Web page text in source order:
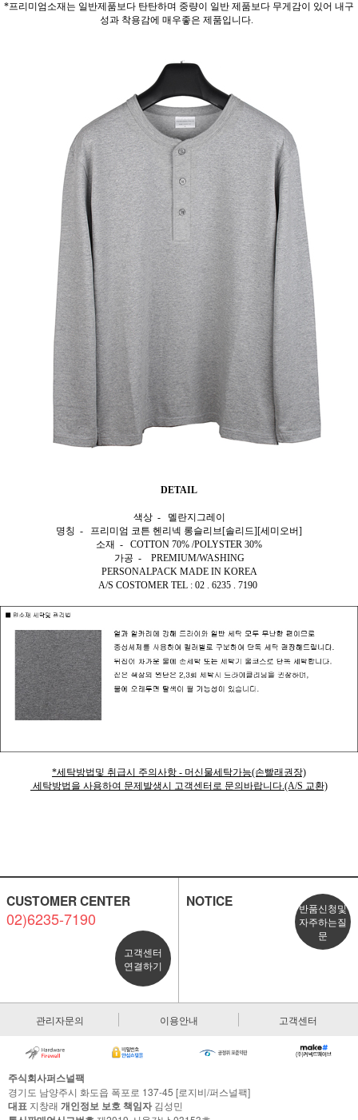
*프리미엄소재는 일반제품보다 탄탄하며 중량이 일반 제품보다 무게감이 있어 내구
성과 착용감에 매우좋은 제품입니다.
DETAIL
색상 - 멜란지그레이
명칭 - 프리미엄 코튼 헨리넥 롱슬리브[솔리드][세미오버]
소재 - COTTON 70% /POLYSTER 30%
가공 - PREMIUM/WASHING
PERSONALPACK MADE IN KOREA
A/S COSTOMER TEL : 02 . 6235 . 7190
*세탁방법및 취급시 주의사항 - 머신물세탁가능(손빨래권장)
세탁방법을 사용하여 문제발생시 고객센터로 문의바랍니다.(A/S 교환)
CUSTOMER CENTER
02)6235-7190
고객센터
연결하기
NOTICE
반품신청및
자주하는질
문
관리자문의 이용안내 고객센터
주식회사퍼스널팩
경기도 남양주시 화도읍 폭포로 137-45 [로지비/퍼스널팩]
대표 지창래 개인정보 보호 책임자김성민